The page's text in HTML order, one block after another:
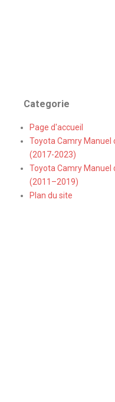
Categorie
Page d'accueil
Toyota Camry Manuel
(2017-2023)
Toyota Camry Manuel
(2011–2019)
Plan du site